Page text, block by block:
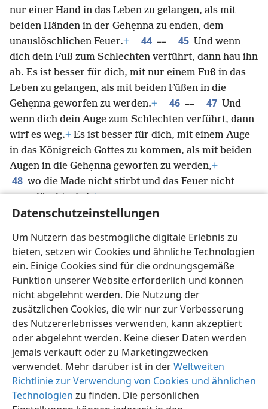
Datenschutzeinstellungen
Um Nutzern das bestmögliche digitale Erlebnis zu
bieten, setzen wir Cookies und ähnliche Technologien
ein. Einige Cookies sind für die ordnungsgemäße
Funktion unserer Website erforderlich und können
nicht abgelehnt werden. Die Nutzung der
zusätzlichen Cookies, die wir nur zur Verbesserung
des Nutzererlebnisses verwenden, kann akzeptiert
oder abgelehnt werden. Keine dieser Daten werden
jemals verkauft oder zu Marketingzwecken
verwendet. Mehr darüber ist in derWeltweiten
Richtlinie zur Verwendung von Cookies und ähnlichen
Technologien zu finden. Die persönlichen
nur einer Hand in das Leben zu gelangen, als mit
beiden Händen in der Gehẹnna zu enden, dem
unauslöschlichen Feuer.+ 44 –– 45 Und wenn
dich dein Fuß zum Schlechten verführt, dann hau ihn
ab. Es ist besser für dich, mit nur einem Fuß in das
Leben zu gelangen, als mit beiden Füßen in die
Gehẹnna geworfen zu werden.+ 46 –– 47 Und
wenn dich dein Auge zum Schlechten verführt, dann
wirf es weg.+ Es ist besser für dich, mit einem Auge
in das Königreich Gottes zu kommen, als mit beiden
Augen in die Gehẹnna geworfen zu werden,+
48 wo die Made nicht stirbt und das Feuer nicht
ausgelöscht wird.+
49 Denn jeder muss mit Feuer gesalzen
seinen Salzgehalt verliert, wie will man dann seine
Würzkraft wiederherstellen?
Habt Salz in euch
+
und haltet Frieden untereinander.“+
Deutsch Teilen Einstellungen
Copyright © 2026 Watch Tower Bible and Tract Society of Pennsylvania
Nutzungsbedingungen
Datenschutzerklärung
Datenschutzeinstellungen
JW.ORG Anmelden